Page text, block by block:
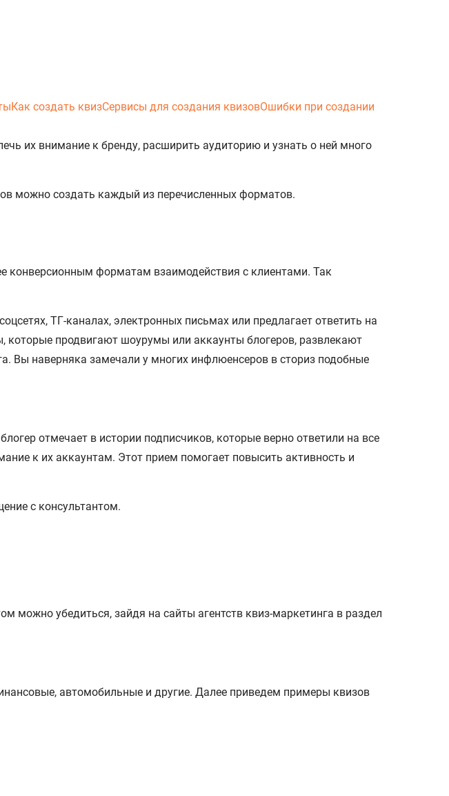
Как создать квизСервисы для создания квизовОшибки при создании
их внимание к бренду, расширить аудиторию и узнать о ней много
можно создать каждый из перечисленных форматов.
конверсионным форматам взаимодействия с клиентами. Так
ТГ-каналах, электронных письмах или предлагает ответить на
которые продвигают шоурумы или аккаунты блогеров, развлекают
Вы наверняка замечали у многих инфлюенсеров в сториз подобные
отмечает в истории подписчиков, которые верно ответили на все
к их аккаунтам. Этот прием помогает повысить активность и
с консультантом.
можно убедиться, зайдя на сайты агентств квиз-маркетинга в раздел
автомобильные и другие. Далее приведем примеры квизов